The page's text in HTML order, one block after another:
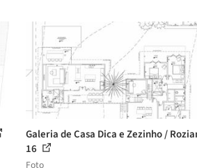
Galeria de Casa Dica e Zezinho /
16
Foto